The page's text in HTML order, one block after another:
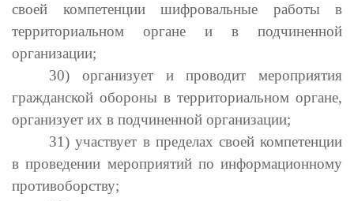
своей компетенции шифровальные работы в
территориальном органе и в подчиненной
организации;
30) организует и проводит мероприятия
гражданской обороны в территориальном органе,
организует их в подчиненной организации;
31) участвует в пределах своей компетенции
в проведении мероприятий по информационному
противоборству;